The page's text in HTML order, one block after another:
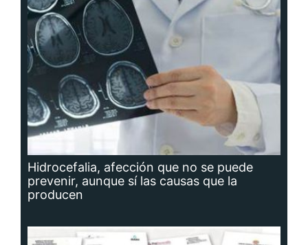
Hidrocefalia, afección que no se puede
prevenir, aunque sí las causas que la
producen